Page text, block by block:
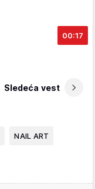
00:17
Sledeća vest
NAIL ART